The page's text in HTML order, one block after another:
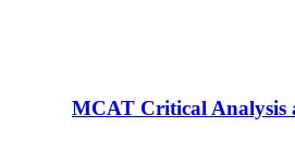
MCAT Critical Analysis